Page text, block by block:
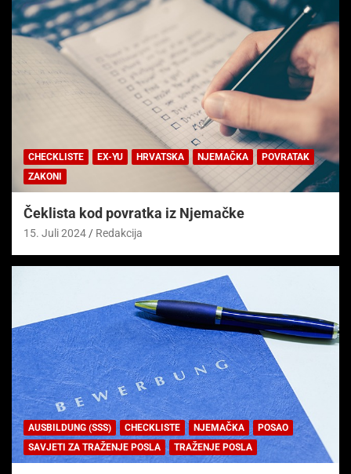
CHECKLISTE EX-YU HRVATSKA NJEMAČKA
POVRATAK
ZAKONI
Čeklista kod povratka iz Njemačke
15. Juli 2024 Redakcija
AUSBILDUNG (SSS) CHECKLISTE NJEMAČKA
POSAO
SAVJETI ZA TRAŽENJE POSLA
TRAŽENJE POSLA